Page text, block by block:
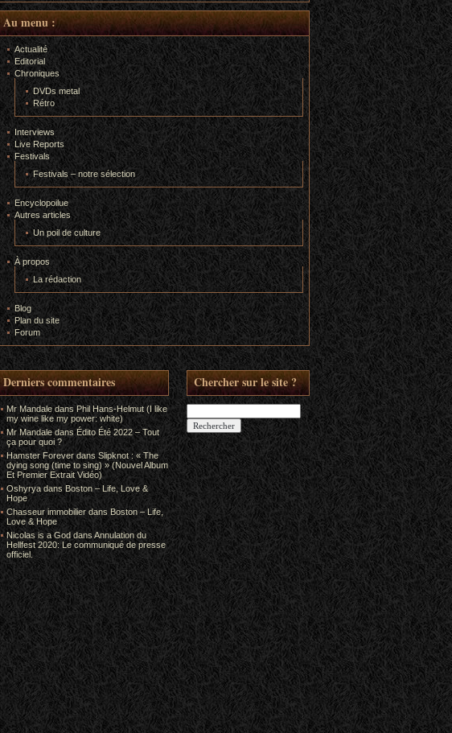
Au menu :
Actualité
Editorial
Chroniques
DVDs metal
Rétro
Interviews
Live Reports
Festivals
Festivals – notre sélection
Encyclopoilue
Autres articles
Un poil de culture
À propos
La rédaction
Blog
Plan du site
Forum
Derniers commentaires
Mr Mandaledans Phil Hans-Helmut (I like
my wine like my power: white)
Mr MandaledansÉdito Été 2022 – Tout
ça pour quoi ?
Hamster Forever dans Slipknot : « The
dying song (time to sing) » (Nouvel Album
Et Premier Extrait Vidéo)
Oshyrya dans Boston – Life, Love &
Hope
Chasseur immobilier dans Boston – Life,
Love & Hope
Nicolas is a GoddansAnnulation du
Hellfest 2020: Le communiqué de presse
officiel.
Chercher sur le site ?
Rechercher :